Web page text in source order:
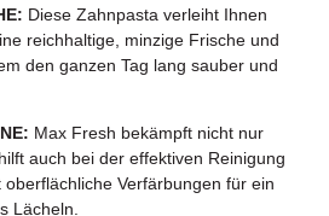
Diese Zahnpasta verleiht Ihnen
reichhaltige, minzige Frische und
den ganzen Tag lang sauber und
Max Fresh bekämpft nicht nur
auch bei der effektiven Reinigung
Verfärbungen für ein
Lächeln.